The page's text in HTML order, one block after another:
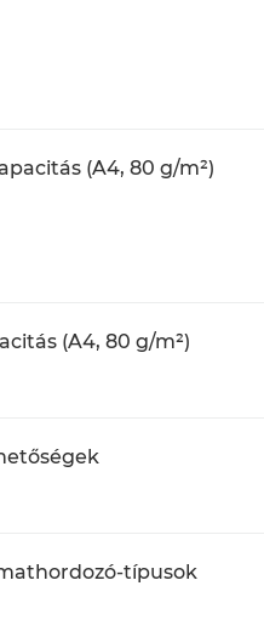
(A4, 80 g/m²)
(A4, 80 g/m²)
típusok